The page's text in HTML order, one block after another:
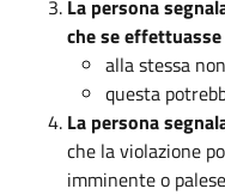
La persona
che se
alla stessa
questa
La persona
che la violazione
imminente o